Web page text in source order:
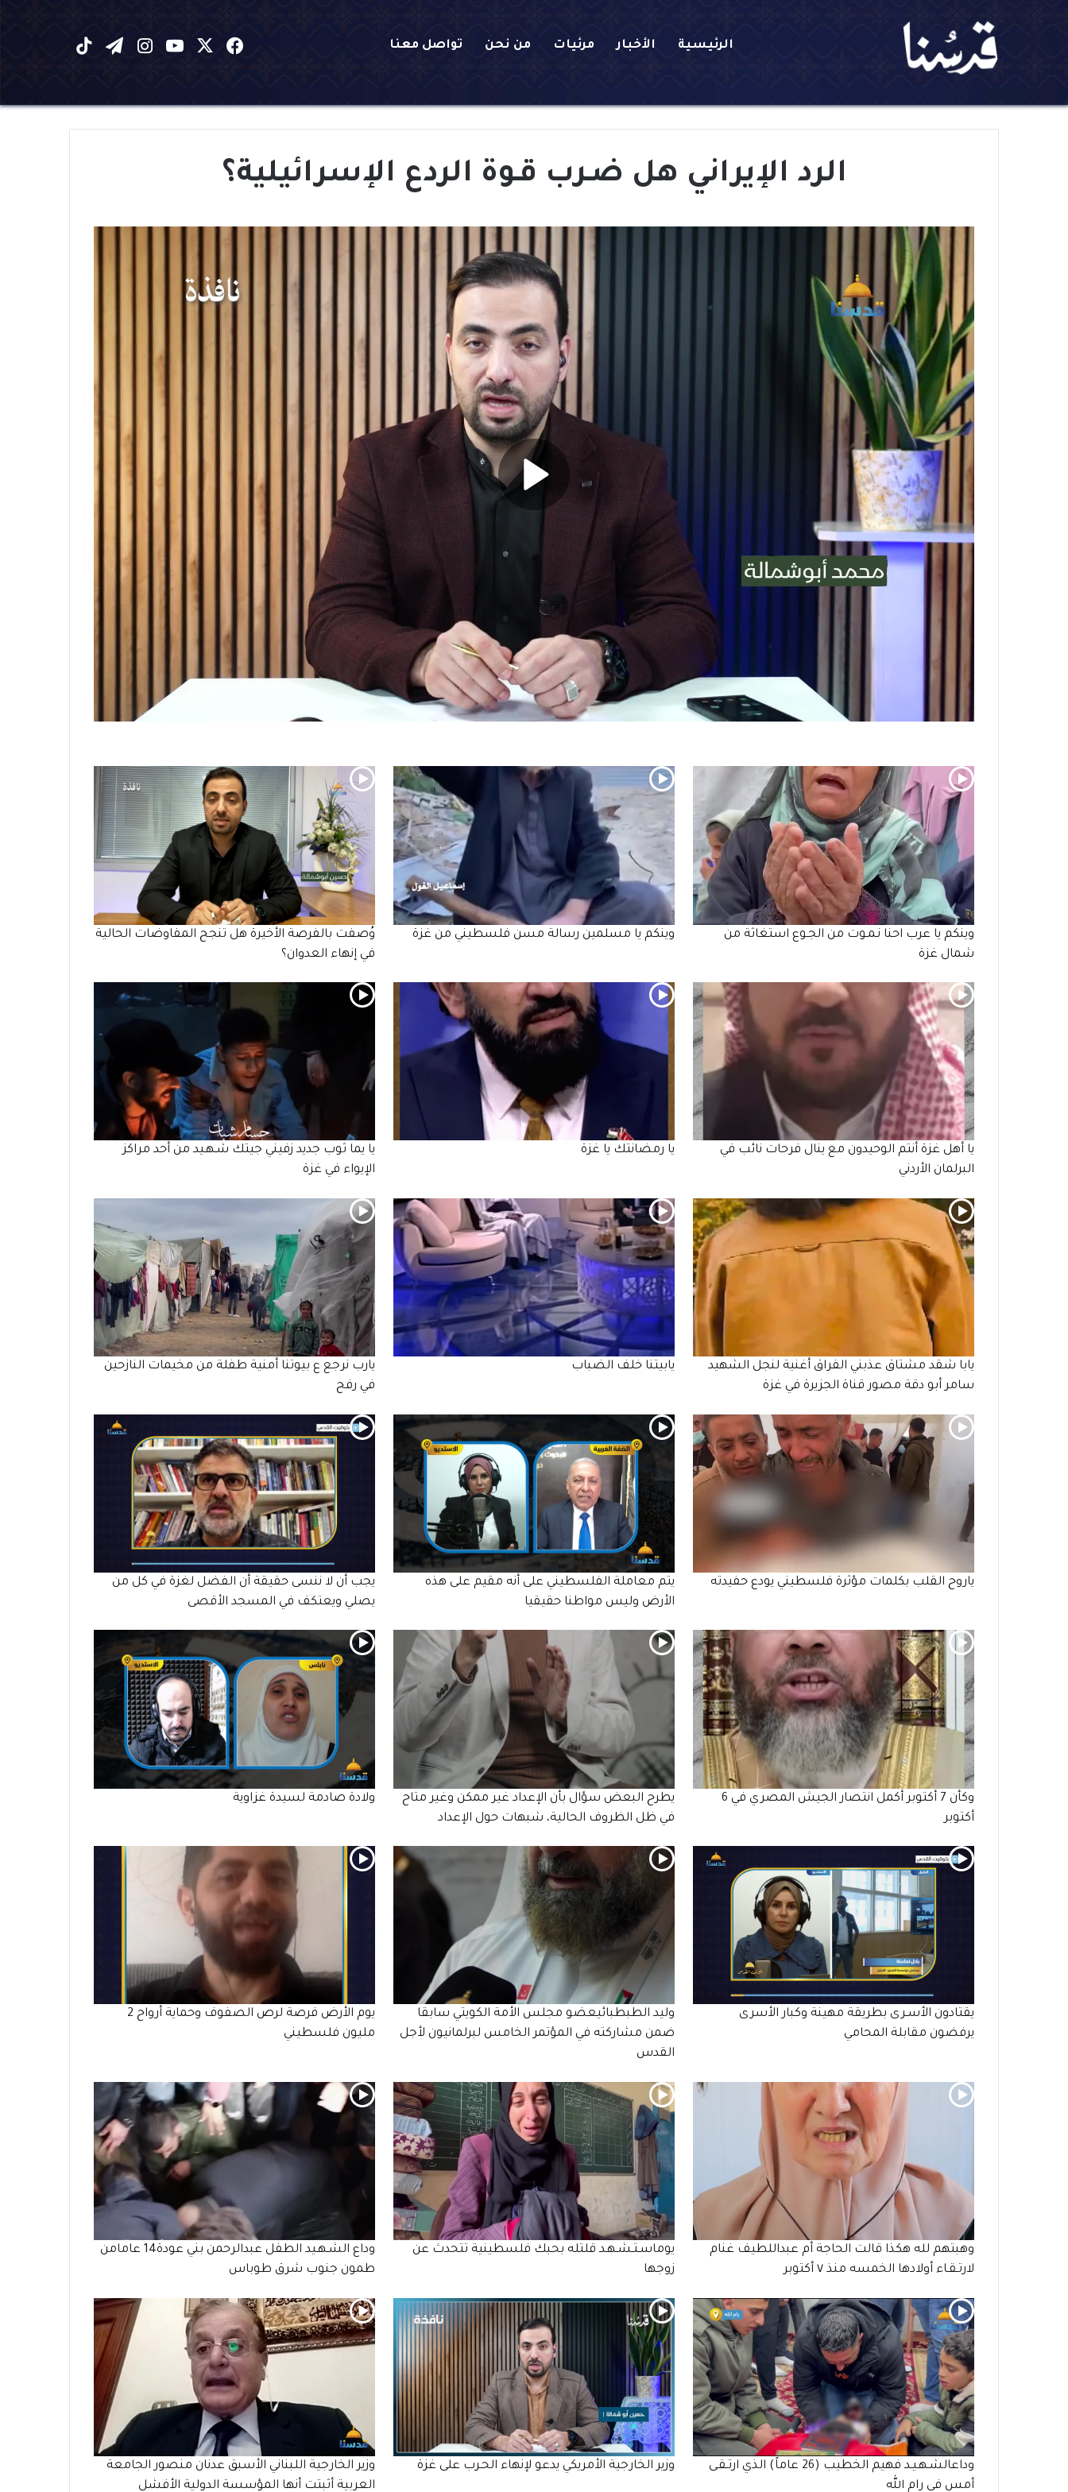
الرئيسية الأخبار مرئيات من نحن تواصل معنا فيسبوك يوتيوبانستقرام
تيلقرام
الرد الإيراني هل ضـرب قـوة الردع الإسرائيلية؟
وينكم يا عرب احنا نـمـوت من الجـوع استغاثة من
شمال غزة
وينكم يا مسلمين رسالة مسن فلسطيني من غزة
وُصفت بالفرصة الأخيرة هل تنجح المفاوضات الحالية
في إنهاء العدوان؟
يا أهل غزة أنتم الوحيدون مع ينال فرحات نائب في
البرلمان الأردني
يا رمضانتك يا غزة
يا يما ثوب جديد زفيني جيتك شـهـيد من أحد مراكز
الإيواء في غزة
يابا شقد مشتاق عذبني الفراق أغنية لنجل الشهيد
سامر أبو دقة مصور قناة الجزيرة في غزة
يابيتنا خلف الضباب
يارب نرجع ع بيوتنا أمنية طفلة من مخيمات النازحين
في رفح
ياروح القلب بكلمات مؤثرة فلسطيني يودع حفيدته
يتم معاملة الفلسطيني على أنه مقيم على هذه
الأرض وليس مواطنا حقيقيا
يجب أن لا ننسى حقيقة أن الفضل لغزة في كل من
يصلي ويعتكف في المسجد الأقصى
وكأن 7 أكتوبر أكمل انتصار الجيش المصري في 6
أكتوبر
يطرح البعض سؤال بأن الإعداد غير ممكن وغير متاح
في ظل الظروف الحالية، شبهات حول الإعداد
ولادة صادمة لسيدة غزاوية
يقتادون الأسـرى بطريقة مهينة وكبار الأسرى
يرفضون مقابلة المحامي
وليد الطبطبائيعضو مجلس الأمة الكويتي سابقا
ضمن مشاركته في المؤتمر الخامس لبرلمانيون لأجل
القدس
يوم الأرض فرصة لرص الصفوف وحماية أرواح 2
مليون فلسطيني
وهبتهم لله هكذا قالت الحاجة أم عبداللطيف غنام
لارتـقـاء أولادها الخمسه منذ ٧ أكتوبر
يوماسـتـشـهـد قلتله بحبك فلسطينية تتحدث عن
زوجها
وداع الشـهـيد الطفل عبدالرحمن بني عودة14 عامامن
طمون جنوب شرق طوباس
وداعالشـهـيـد فهيم الخطيب (26 عاماً) الذي ارتـقـى
أمس في رام الله
وزير الخارجية الأمريكي يدعو لإنهاء الحـرب على غزة
وزير الخارجية اللبناني الأسبق عدنان منصور الجامعة
العربية أثبتت أنها المؤسسة الدولية الأفشل